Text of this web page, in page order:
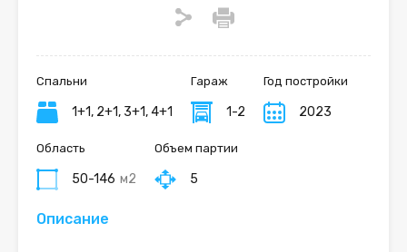
Спальни
1+1, 2+1, 3+1, 4+1
Гараж
1-2
Год постройки
2023
Область
50-146 м2
Объем партии
5
Описание